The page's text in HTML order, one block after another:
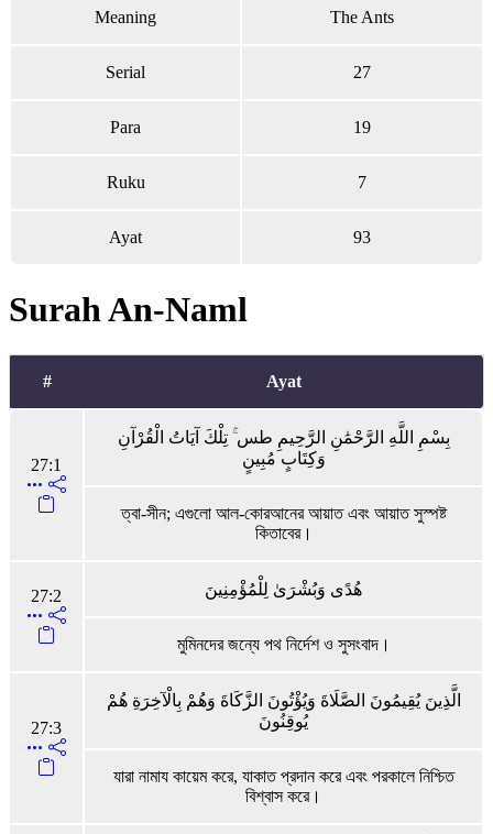
Meaning The Ants
Serial 27
Para 19
Ruku 7
Ayat 93
Surah An-Naml
# Ayat
27:1
بِسْمِ اللَّهِ الرَّحْمَٰنِ الرَّحِيمِ طس ۚ تِلْكَ آيَاتُ الْقُرْآنِ
وَكِتَابٍ مُبِينٍ
ত্বা-সীন; এগুলো আল-কোরআনের আয়াত এবং আয়াত সুস্পষ্ট
কিতাবের।
27:2 هُدًى وَبُشْرَىٰ لِلْمُؤْمِنِينَ
মুমিনদের জন্যে পথ নির্দেশ ও সুসংবাদ।
27:3
الَّذِينَ يُقِيمُونَ الصَّلَاةَ وَيُؤْتُونَ الزَّكَاةَ وَهُمْ بِالْآخِرَةِ هُمْ
يُوقِنُونَ
যারা নামায কায়েম করে, যাকাত প্রদান করে এবং পরকালে নিশ্চিত
বিশ্বাস করে।